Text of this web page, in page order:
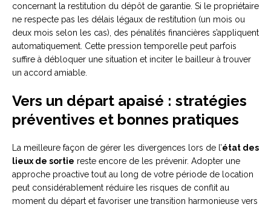
concernant la restitution du dépôt de garantie. Si le propriétaire
ne respecte pas les délais légaux de restitution (un mois ou
deux mois selon les cas), des pénalités financières s’appliquent
automatiquement. Cette pression temporelle peut parfois
suffire à débloquer une situation et inciter le bailleur à trouver
un accord amiable.
Vers un départ apaisé : stratégies
préventives et bonnes pratiques
La meilleure façon de gérer les divergences lors de l’état des
lieux de sortie reste encore de les prévenir. Adopter une
approche proactive tout au long de votre période de location
peut considérablement réduire les risques de conflit au
moment du départ et favoriser une transition harmonieuse vers